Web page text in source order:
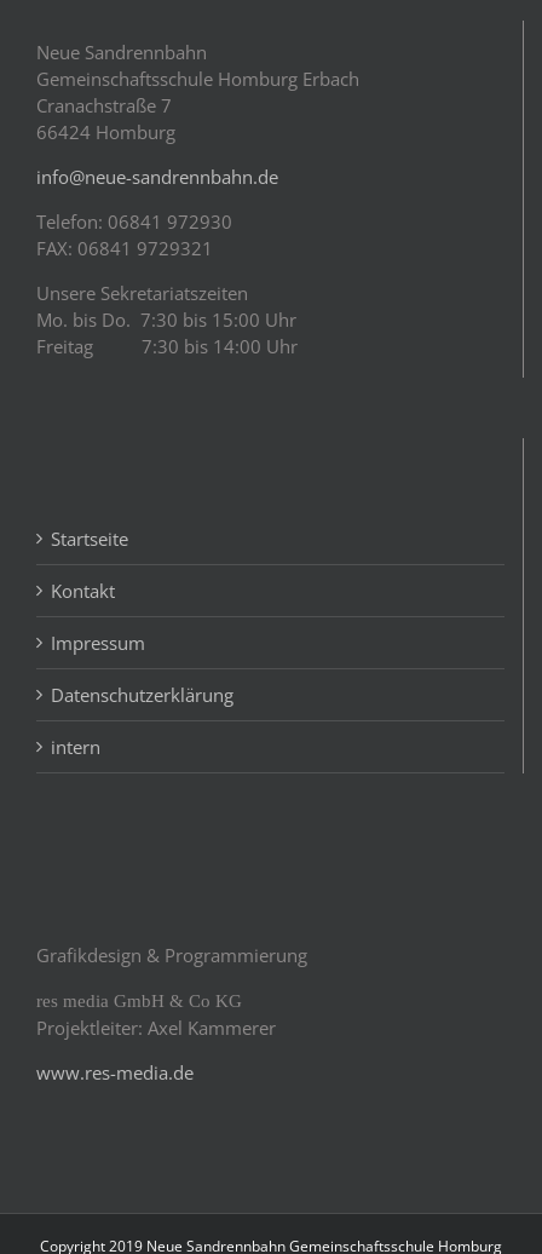
Neue Sandrennbahn
Gemeinschaftsschule Homburg Erbach
Cranachstraße 7
66424 Homburg
info@neue-sandrennbahn.de
Telefon: 06841 972930
FAX: 06841 9729321
Unsere Sekretariatszeiten
Mo. bis Do. 7:30 bis 15:00 Uhr
Freitag 7:30 bis 14:00 Uhr
Startseite
Kontakt
Impressum
Datenschutzerklärung
intern
Grafikdesign & Programmierung
res media GmbH & Co KG
Projektleiter: Axel Kammerer
www.res-media.de
Copyright 2019 Neue Sandrennbahn Gemeinschaftsschule Homburg